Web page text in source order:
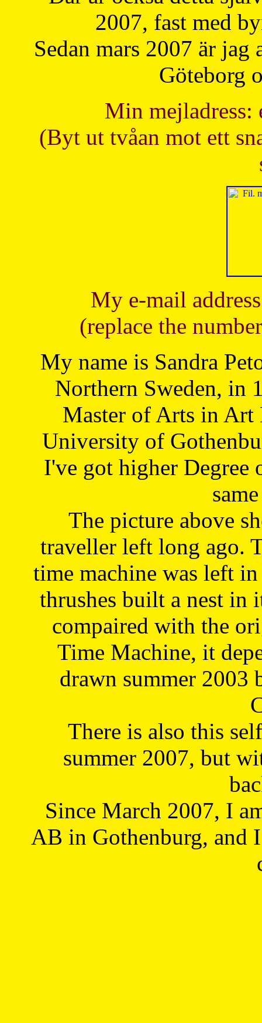
2007, fast med
Sedan mars 2007 är
Göteborg
Min mejladress:
(Byt ut tvåan mot ett
My e-mail
(replace the
My name is Sandra
Northern Sweden, in
Master of Arts in Art
University of
I've got higher Degree
The picture above
traveller left long ago.
time machine was left
thrushes built a nest in
compaired with the
Time Machine, it
drawn summer 2003
There is also this
summer 2007, but
Since March 2007, I
AB in Gothenburg, and